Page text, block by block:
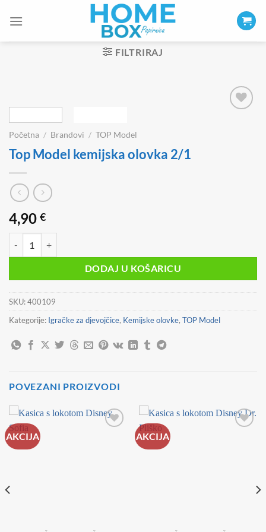
FILTRIRAJ
Početna / Brandovi / TOP Model
Top Model kemijska olovka 2/1
4,90 €
DODAJ U KOŠARICU
SKU:400109
Kategorije: Igračke za djevojčice, Kemijske olovke, TOP Model
POVEZANI PROIZVODI
AKCIJA AKCIJA